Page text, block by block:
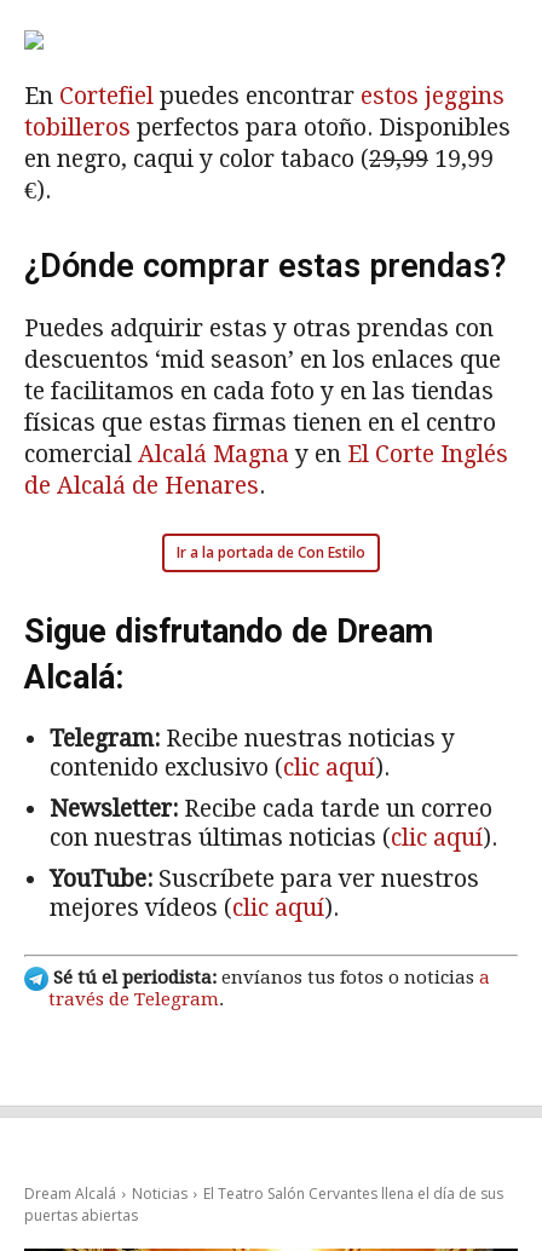
En Cortefiel puedes encontrar estos jeggins
tobilleros perfectos para otoño. Disponibles
en negro, caqui y color tabaco (29,99 19,99
€).
¿Dónde comprar estas prendas?
Puedes adquirir estas y otras prendas con
descuentos ‘mid season’ en los enlaces que
te facilitamos en cada foto y en las tiendas
físicas que estas firmas tienen en el centro
comercial Alcalá Magnay en El Corte Inglés
de Alcalá de Henares.
Ir a la portada de Con Estilo
Sigue disfrutando de Dream
Alcalá:
Telegram: Recibe nuestras noticias y
contenido exclusivo (clic aquí).
Newsletter: Recibe cada tarde un correo
con nuestras últimas noticias (clic aquí).
YouTube: Suscríbete para ver nuestros
mejores vídeos (clic aquí).
Sé tú el periodista: envíanos tus fotos o noticias a
través de Telegram.